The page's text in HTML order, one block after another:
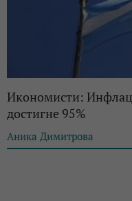
Икономисти:
достигне 95%
Аника Димитрова